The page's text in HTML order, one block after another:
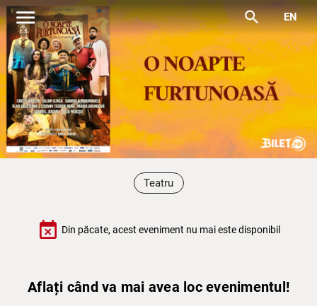
menu search EN
Teatru
event_busy Din păcate, acest eveniment nu mai este disponibil
Aflați când va mai avea loc evenimentul!